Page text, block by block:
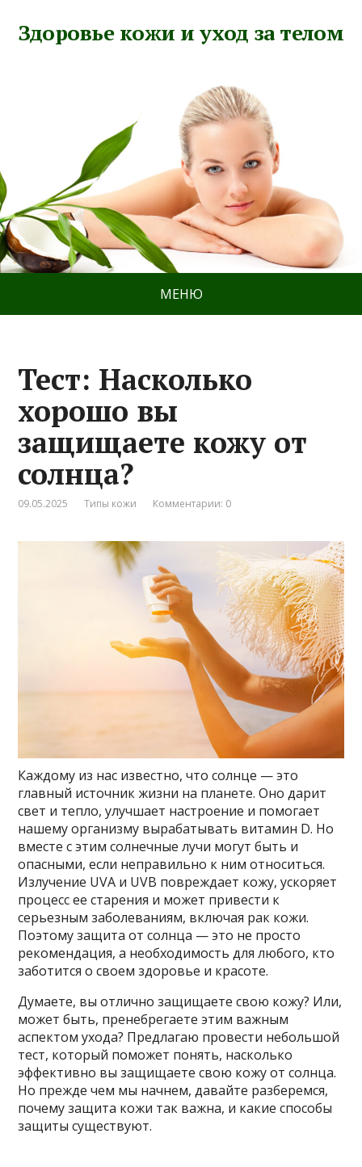
Здоровье кожи и уход за телом
МЕНЮ
Тест: Насколько
хорошо вы
защищаете кожу от
солнца?
09.05.2025 Типы кожи Комментарии: 0
Каждому из нас известно, что солнце — это
главный источник жизни на планете. Оно дарит
свет и тепло, улучшает настроение и помогает
нашему организму вырабатывать витамин D. Но
вместе с этим солнечные лучи могут быть и
опасными, если неправильно к ним относиться.
Излучение UVA и UVB повреждает кожу, ускоряет
процесс ее старения и может привести к
серьезным заболеваниям, включая рак кожи.
Поэтому защита от солнца — это не просто
рекомендация, а необходимость для любого, кто
заботится о своем здоровье и красоте.
Думаете, вы отлично защищаете свою кожу? Или,
может быть, пренебрегаете этим важным
аспектом ухода? Предлагаю провести небольшой
тест, который поможет понять, насколько
эффективно вы защищаете свою кожу от солнца.
Но прежде чем мы начнем, давайте разберемся,
почему защита кожи так важна, и какие способы
защиты существуют.